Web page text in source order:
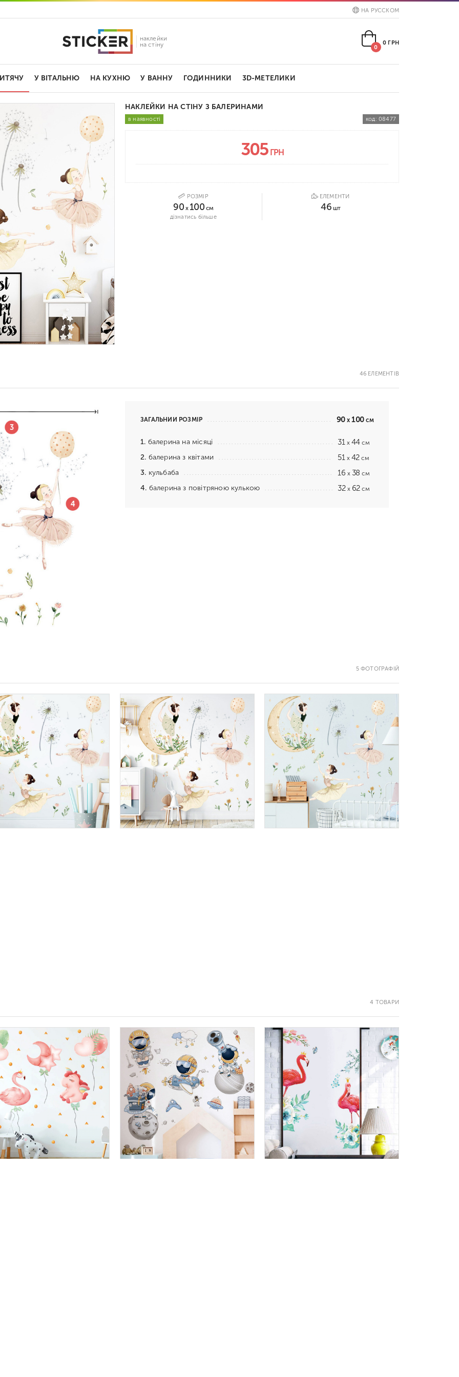
НА РУССКОМ
наклейки
на стіну
0
0 ГРН
У ВІТАЛЬНЮ НА КУХНЮ У ВАННУ ГОДИННИКИ 3D-МЕТЕЛИКИ
НАКЛЕЙКИ НА СТІНУ З БАЛЕРИНАМИ
в наявності код: 08477
305 ГРН
РОЗМІР
90 x 100 см
дізнатись більше
ЕЛЕМЕНТИ
46 шт
46 ЕЛЕМЕНТІВ
ЗАГАЛЬНИЙ РОЗМІР 90 x100 см
1. балерина на місяці 31 x44 см
2. балерина з квітами 51 x42 см
3. кульбаба 16 x38 см
4. балерина з повітряною кулькою 32 x62 см
5 ФОТОГРАФІЙ
4 ТОВАРИ